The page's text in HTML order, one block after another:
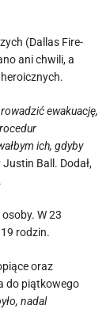
(Dallas Fire-
ani chwili, a
ewakuację,
ich, gdyby
Ball. Dodał,
W 23
rodzin.
oraz
do piątkowego
nadal